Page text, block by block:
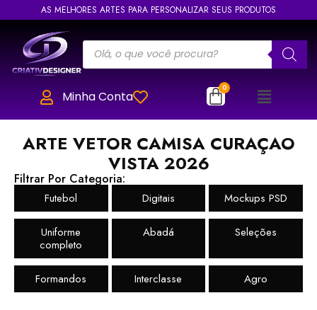
AS MELHORES ARTES PARA PERSONALIZAR SEUS PRODUTOS
Minha Conta
ARTE VETOR CAMISA CURAÇAO
VISTA 2026
Filtrar Por Categoria:
Futebol Digitais Mockups PSD
Uniforme
completo
Abadá Seleções
Formandos Interclasse Agro